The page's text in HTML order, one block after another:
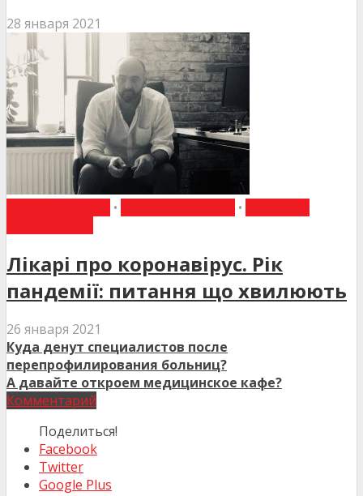
28 января 2021
• •
Лікарі про коронавірус. Рік
пандемії: питання що хвилюють
26 января 2021
Куда денут специалистов после
перепрофилирования больниц?
А давайте откроем медицинское кафе?
Комментарий
Поделиться!
Facebook
Twitter
Google Plus